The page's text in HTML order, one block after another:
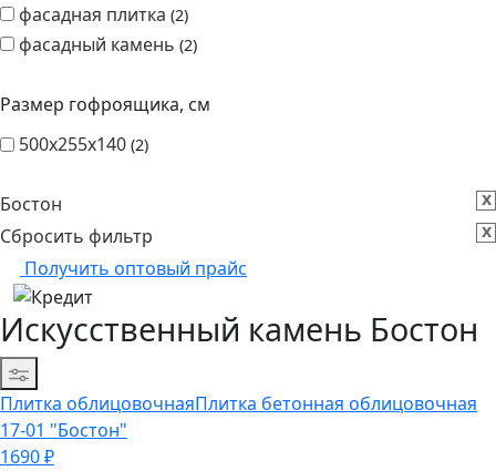
фасадная плитка 2
фасадный камень 2
Размер гофроящика, см
500х255х140 2
Бостон
x
Сбросить фильтр
x
Получить оптовый прайс
Искусственный камень Бостон
Сортировка
Плитка облицовочнаяПлитка бетонная облицовочная
17-01 "Бостон"
1690₽